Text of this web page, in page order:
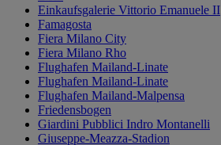
Einkaufsgalerie Vittorio Emanuele II
Famagosta
Fiera Milano City
Fiera Milano Rho
Flughafen Mailand-Linate
Flughafen Mailand-Linate
Flughafen Mailand-Malpensa
Friedensbogen
Giardini Pubblici Indro Montanelli
Giuseppe-Meazza-Stadion